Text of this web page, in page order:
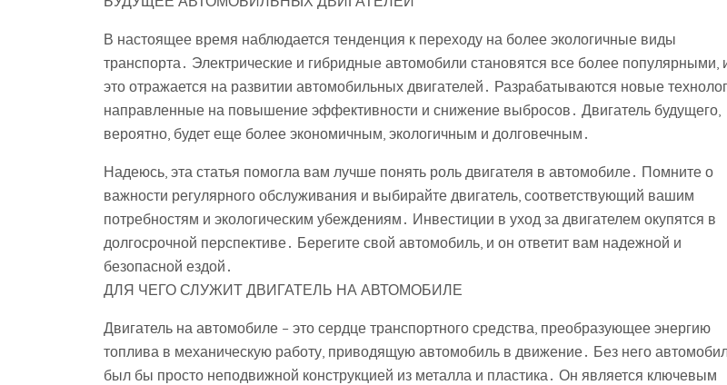
В настоящее время наблюдается тенденция к переходу на более экологичные виды
транспорта․ Электрические и гибридные автомобили становятся все более популярными,
это отражается на развитии автомобильных двигателей․ Разрабатываются новые
направленные на повышение эффективности и снижение выбросов․ Двигатель будущего,
вероятно, будет еще более экономичным, экологичным и долговечным․
Надеюсь, эта статья помогла вам лучше понять роль двигателя в автомобиле․ Помните о
важности регулярного обслуживания и выбирайте двигатель, соответствующий вашим
потребностям и экологическим убеждениям․ Инвестиции в уход за двигателем окупятся в
долгосрочной перспективе․ Берегите свой автомобиль, и он ответит вам надежной и
безопасной ездой․
ДЛЯ ЧЕГО СЛУЖИТ ДВИГАТЕЛЬ НА АВТОМОБИЛЕ
Двигатель на автомобиле – это сердце транспортного средства, преобразующее энергию
топлива в механическую работу, приводящую автомобиль в движение․ Без него
был бы просто неподвижной конструкцией из металла и пластика․ Он является ключевым